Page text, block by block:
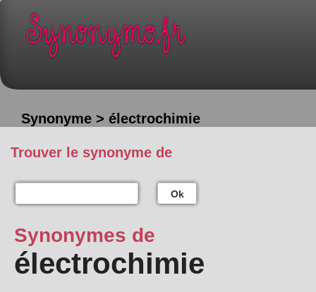
Synonyme > électrochimie
Trouver le synonyme de
Ok
Synonymes de
électrochimie